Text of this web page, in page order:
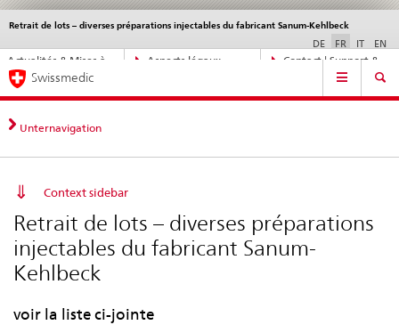
Navigation
directe:
actualités,
juridiques,
Actualités & Mises à
Aspects légaux,
Contact | Support &
Retrait de lots – diverses préparations injectables du fabricant Sanum-Kehlbeck
DE FR IT EN
Service
Navigation
Swissmedic
Unternavigation
Context sidebar
Retrait de lots – diverses préparations
injectables du fabricant Sanum-
Kehlbeck
voir la liste ci-jointe